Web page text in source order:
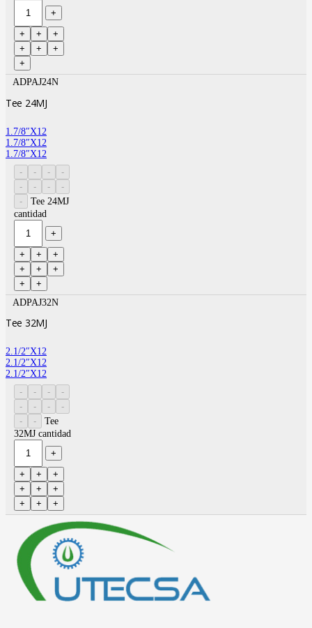
ADPAJ24N
Tee 24MJ
1.7/8″X12
1.7/8″X12
1.7/8″X12
Tee 24MJ
cantidad
ADPAJ32N
Tee 32MJ
2.1/2″X12
2.1/2″X12
2.1/2″X12
Tee
32MJ cantidad